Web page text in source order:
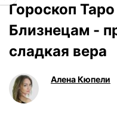
Гороскоп
Близнецам -
сладкая вера
Алена Кюпели